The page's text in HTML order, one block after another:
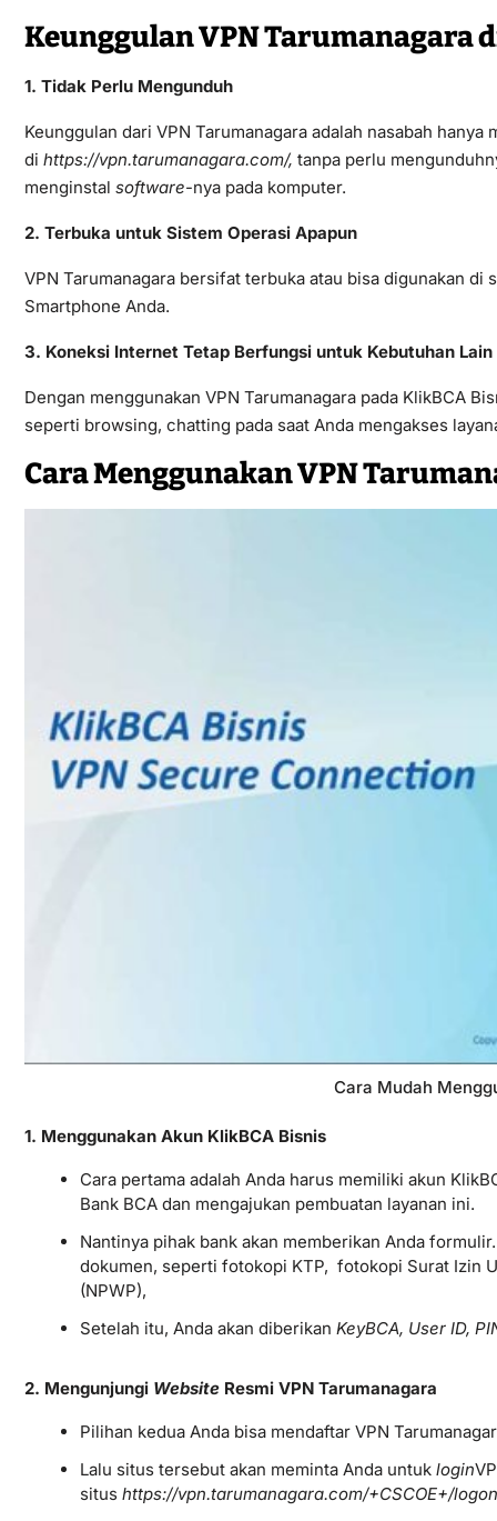
Keunggulan VPN Tarumanagara
1. Tidak Perlu Mengunduh
Keunggulan dari VPN Tarumanagara adalah nasabah
di https://vpn.tarumanagara.com/, tanpa perlu
menginstal software-nya pada komputer.
2. Terbuka untuk Sistem Operasi Apapun
VPN Tarumanagara bersifat terbuka atau bisa digunakan
Smartphone Anda.
3. Koneksi Internet Tetap Berfungsi untuk Kebutuhan Lain
Dengan menggunakan VPN Tarumanagara pada KlikBCA
seperti browsing, chatting pada saat Anda mengakses
Cara Menggunakan VPN
Cara Mudah
1. Menggunakan Akun KlikBCA Bisnis
Cara pertama adalah Anda harus memiliki akun
Bank BCA dan mengajukan pembuatan layanan ini.
Nantinya pihak bank akan memberikan Anda
dokumen, seperti fotokopi KTP, fotokopi Surat Izin
(NPWP),
Setelah itu, Anda akan diberikan KeyBCA, User ID,
2. Mengunjungi WebsiteResmi VPN Tarumanagara
Pilihan kedua Anda bisa mendaftar VPN
Lalu situs tersebut akan meminta Anda untuk login
situs https://vpn.tarumanagara.com/+CSCOE+/